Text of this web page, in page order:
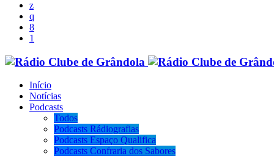
Início
Notícias
Podcasts
Todos
Podcasts Rádiografias
Podcasts Espaço Qualifica
Podcasts Confraria dos Sabores